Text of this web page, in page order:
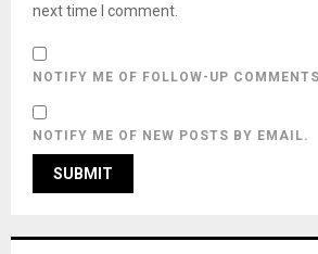
next time I comment.
NOTIFY ME OF FOLLOW-UP
NOTIFY ME OF NEW POSTS BY EMAIL.